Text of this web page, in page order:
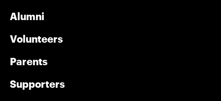
Alumni
Volunteers
Parents
Supporters